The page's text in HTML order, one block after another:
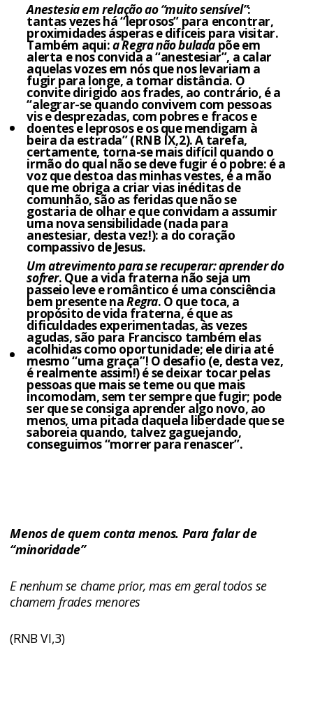
Anestesia em relação ao “muito sensível”:
tantas vezes há “leprosos” para encontrar,
proximidades ásperas e difíceis para visitar.
Também aqui:a Regra não bulada põe em
alerta e nos convida a “anestesiar”, a calar
aquelas vozes em nós que nos levariam a
fugir para longe, a tomar distância. O
convite dirigido aos frades, ao contrário, é a
“alegrar-se quando convivem com pessoas
vis e desprezadas, com pobres e fracos e
doentes e leprosos e os que mendigam à
beira da estrada” (RNB IX,2). A tarefa,
certamente, torna-se mais difícil quando o
irmão do qual não se deve fugir é o pobre: é a
voz que destoa das minhas vestes, é a mão
que me obriga a criar vias inéditas de
comunhão, são as feridas que não se
gostaria de olhar e que convidam a assumir
uma nova sensibilidade (nada para
anestesiar, desta vez!): a do coração
compassivo de Jesus.
Um atrevimento para se recuperar: aprender do
sofrer. Que a vida fraterna não seja um
passeio leve e romântico é uma consciência
bem presente naRegra. O que toca, a
propósito de vida fraterna, é que as
dificuldades experimentadas, às vezes
agudas, são para Francisco também elas
acolhidas como oportunidade; ele diria até
mesmo “uma graça”! O desafio (e, desta vez,
é realmente assim!) é se deixar tocar pelas
pessoas que mais se teme ou que mais
incomodam, sem ter sempre que fugir; pode
ser que se consiga aprender algo novo, ao
menos, uma pitada daquela liberdade que se
saboreia quando, talvez gaguejando,
conseguimos “morrer para renascer”.
Menos de quem conta menos. Para falar de
“minoridade”
E nenhum se chame prior, mas em geral todos se
chamem frades menores
(RNB VI,3)